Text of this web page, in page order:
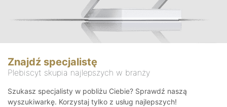
Znajdź specjalistę
Plebiscyt skupia najlepszych w branży
Szukasz specjalisty w pobliżu Ciebie? Sprawdź naszą
wyszukiwarkę. Korzystaj tylko z usług najlepszych!